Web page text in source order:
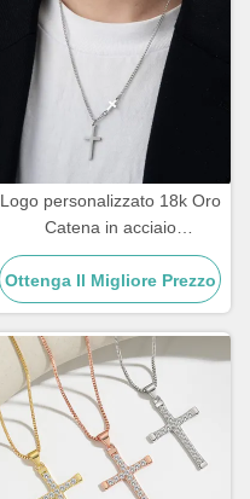
Logo personalizzato 18k Oro
Catena in acciaio
inossidabile Uomini Gioielli
Croce Pendenti Catene
Ottenga Il Migliore Prezzo